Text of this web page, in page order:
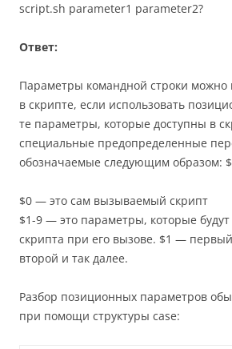
script.sh parameter1 parameter2?
Ответ:
Параметры командной строки можно
в скрипте, если использовать
те параметры, которые доступны в
специальные предопределенные
обозначаемые следующим образом:
$0 — это сам вызываемый скрипт
$1-9 — это параметры, которые будут
скрипта при его вызове. $1 —
второй и так далее.
Разбор позиционных параметров
при помощи структуры case: